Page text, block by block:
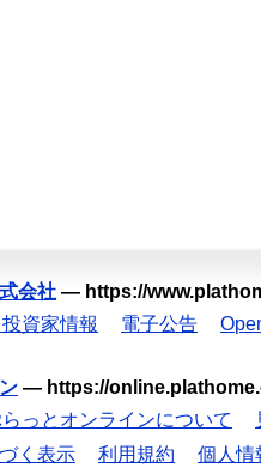
会社 — https://
資家情報 電子公告
— https://
っとオンラインについて
く表示
利用規約 個人情